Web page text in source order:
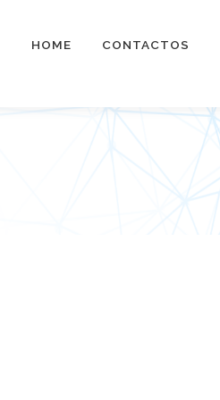
HOME CONTACTOS